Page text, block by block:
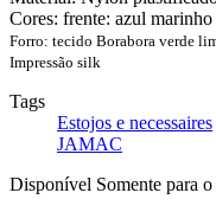
Cores: frente: azul marinho
Forro: tecido Borabora verde
Impressão silk
Tags
Estojos e necessaires
JAMAC
Disponível Somente para o